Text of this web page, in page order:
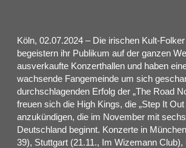
Köln, 02.07.2024 – Die irischen Kult-
begeistern ihr Publikum auf der ganzen
ausverkaufte Konzerthallen und haben
wachsende Fangemeinde um sich
durchschlagenden Erfolg der „The Road
freuen sich die High Kings, die „Step It Out
anzukündigen, die im November mit
Deutschland beginnt. Konzerte in
39), Stuttgart (21.11., Im Wizemann Club),